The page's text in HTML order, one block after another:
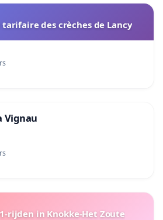
des crèches de Lancy
Vignau
rijden in Knokke-Het Zoute